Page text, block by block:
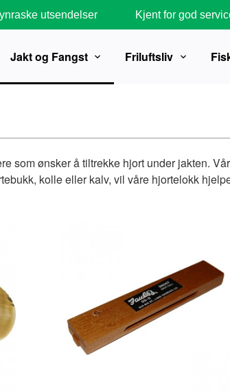
utsendelser Kjent for god
Jakt og Fangst Friluftsliv
som ønsker å tiltrekke hjort under jakten.
kolle eller kalv, vil våre hjortelokk